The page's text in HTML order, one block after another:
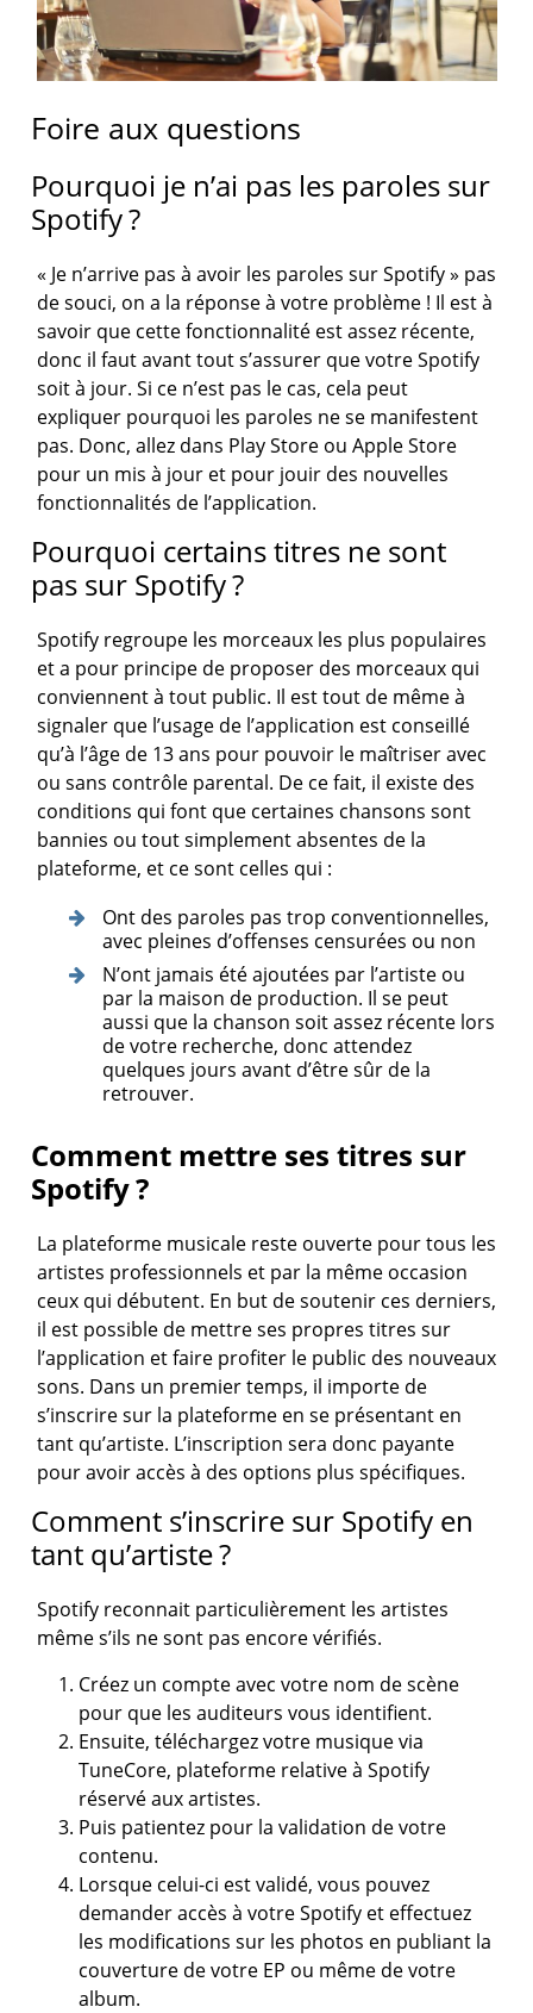
Foire aux questions
Pourquoi je n’ai pas les paroles sur
Spotify ?
« Je n’arrive pas à avoir les paroles sur Spotify » pas
de souci, on a la réponse à votre problème ! Il est à
savoir que cette fonctionnalité est assez récente,
donc il faut avant tout s’assurer que votre Spotify
soit à jour. Si ce n’est pas le cas, cela peut
expliquer pourquoi les paroles ne se manifestent
pas. Donc, allez dans Play Store ou Apple Store
pour un mis à jour et pour jouir des nouvelles
fonctionnalités de l’application.
Pourquoi certains titres ne sont
pas sur Spotify ?
Spotify regroupe les morceaux les plus populaires
et a pour principe de proposer des morceaux qui
conviennent à tout public. Il est tout de même à
signaler que l’usage de l’application est conseillé
qu’à l’âge de 13 ans pour pouvoir le maîtriser avec
ou sans contrôle parental. De ce fait, il existe des
conditions qui font que certaines chansons sont
bannies ou tout simplement absentes de la
plateforme, et ce sont celles qui :
Ont des paroles pas trop conventionnelles,
avec pleines d’offenses censurées ou non
N’ont jamais été ajoutées par l’artiste ou
par la maison de production. Il se peut
aussi que la chanson soit assez récente lors
de votre recherche, donc attendez
quelques jours avant d’être sûr de la
retrouver.
Comment mettre ses titres sur
Spotify ?
La plateforme musicale reste ouverte pour tous les
artistes professionnels et par la même occasion
ceux qui débutent. En but de soutenir ces derniers,
il est possible de mettre ses propres titres sur
l’application et faire profiter le public des nouveaux
sons. Dans un premier temps, il importe de
s’inscrire sur la plateforme en se présentant en
tant qu’artiste. L’inscription sera donc payante
pour avoir accès à des options plus spécifiques.
Comment s’inscrire sur Spotify en
tant qu’artiste ?
Spotify reconnait particulièrement les artistes
même s’ils ne sont pas encore vérifiés.
Créez un compte avec votre nom de scène
pour que les auditeurs vous identifient.
Ensuite, téléchargez votre musique via
TuneCore, plateforme relative à Spotify
réservé aux artistes.
Puis patientez pour la validation de votre
contenu.
Lorsque celui-ci est validé, vous pouvez
demander accès à votre Spotify et effectuez
les modifications sur les photos en publiant la
couverture de votre EP ou même de votre
album.